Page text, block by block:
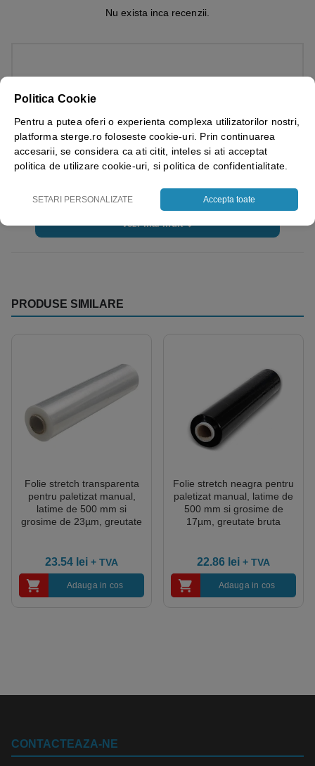
Nu exista inca recenzii.
Fii primul care adauga o recenzie la „Banda de marcare
x 3m, TP040002”
Trebuie sa fii autentificatpentru a publica o recenzie.
Vezi mai mult ⬇
PRODUSE SIMILARE
Folie stretch transparenta
pentru paletizat manual,
latime de 500 mm si
grosime de 23µm, greutate
23.54 lei + TVA
Adauga in cos
Folie stretch neagra pentru
paletizat manual, latime de
500 mm si grosime de
17µm, greutate bruta
22.86 lei + TVA
Adauga in cos
CONTACTEAZA-NE
Politica Cookie
Pentru a putea oferi o experienta complexa utilizatorilor nostri,
platforma sterge.ro foloseste cookie-uri. Prin continuarea
accesarii, se considera ca ati citit, inteles si ati acceptat
politica de utilizare cookie-uri, si politica de confidentialitate.
SETARI PERSONALIZATE Accepta toate